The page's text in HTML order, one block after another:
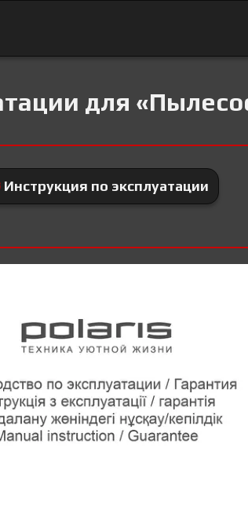
для
Инструкция по эксплуатации